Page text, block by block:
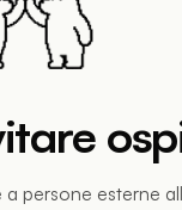
a persone esterne